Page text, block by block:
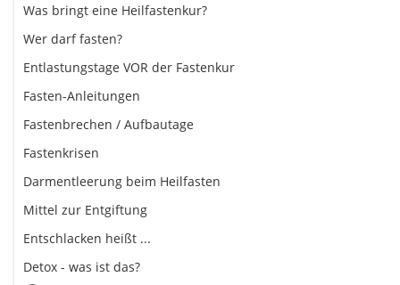
Was bringt eine Heilfastenkur?
Wer darf fasten?
Entlastungstage VOR der Fastenkur
Fasten-Anleitungen
Fastenbrechen / Aufbautage
Fastenkrisen
Darmentleerung beim Heilfasten
Mittel zur Entgiftung
Entschlacken heißt ...
Detox - was ist das?